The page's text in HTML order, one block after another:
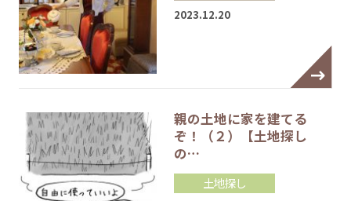
2023.12.20
親の土地に家を建てる
ぞ！（２）【土地探し
の…
土地探し